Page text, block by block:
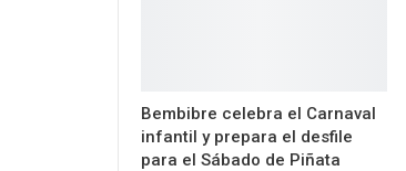
Bembibre celebra el Carnaval
infantil y prepara el desfile
para el Sábado de Piñata